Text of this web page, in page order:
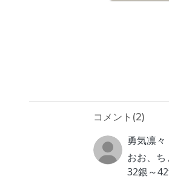
コメント(2)
勇気凛々
おお、ち
32銀～